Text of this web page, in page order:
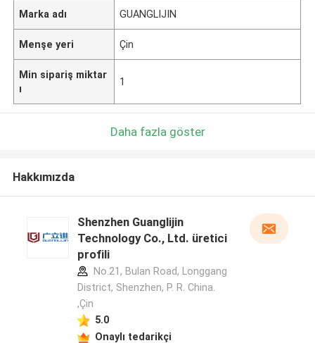
Marka adı GUANGLIJIN
Menşe yeri Çin
Min sipariş miktar
ı
1
Daha fazla göster
Hakkımızda
Shenzhen Guanglijin
Technology Co., Ltd. üretici
profili
No.21, Bulan Road, Longgang
District, Shenzhen, P. R. China.
,Çin
5.0
Onaylı tedarikçi